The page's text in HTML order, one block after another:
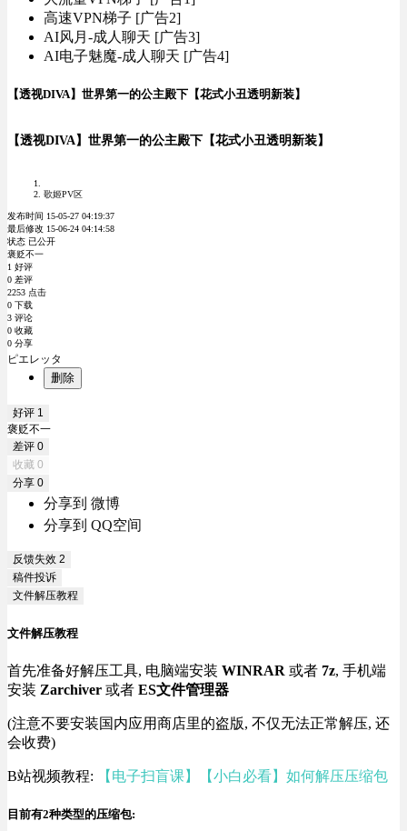
高速VPN梯子 [广告2]
AI风月-成人聊天 [广告3]
AI电子魅魔-成人聊天 [广告4]
【透视DIVA】世界第一的公主殿下【花式小丑透明新装】
【透视DIVA】世界第一的公主殿下【花式小丑透明新装】
歌姬PV区
发布时间 15-05-27 04:19:37
最后修改 15-06-24 04:14:58
状态 已公开
褒贬不一
1 好评
0 差评
2253 点击
0 下载
3 评论
0 收藏
0 分享
ピエレッタ
删除
好评 1
褒贬不一
差评 0
收藏 0
分享 0
分享到 微博
分享到 QQ空间
反馈失效 2
稿件投诉
文件解压教程
文件解压教程
首先准备好解压工具, 电脑端安装 WINRAR 或者 7z, 手机端
安装 Zarchiver 或者 ES文件管理器
(注意不要安装国内应用商店里的盗版, 不仅无法正常解压, 还
会收费)
B站视频教程: 【电子扫盲课】【小白必看】如何解压压缩包
目前有2种类型的压缩包: